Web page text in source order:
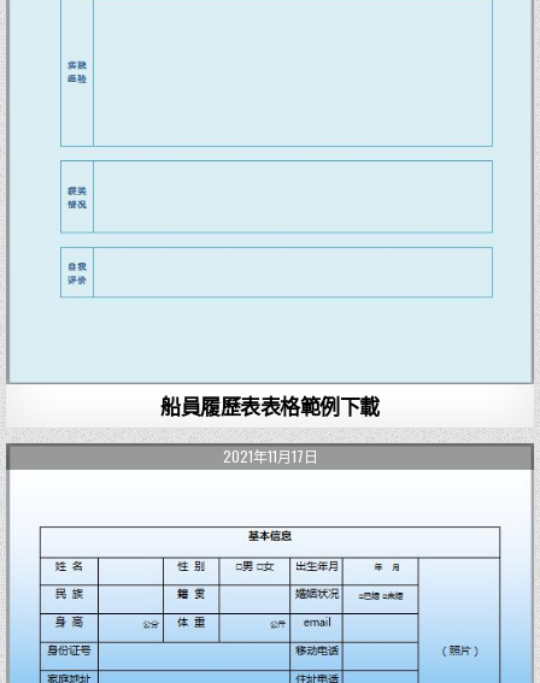
船員履歷表表格範例下載
2021年11月17日